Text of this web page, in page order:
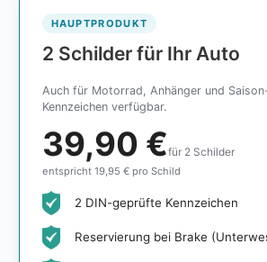
HAUPTPRODUKT
2 Schilder für Ihr Auto
Auch für Motorrad, Anhänger und
Kennzeichen verfügbar.
39,90 €für 2 Schilder
entspricht 19,95 € pro Schild
2 DIN-geprüfte Kennzeichen
Reservierung bei Brake